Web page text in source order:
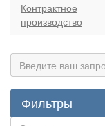
Контрактное
производство
Фильтры